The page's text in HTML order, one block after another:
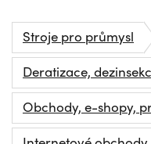
Stroje pro průmysl
Deratizace,
Obchody, e-shopy,